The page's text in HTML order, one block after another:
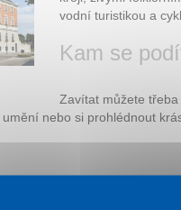
vodní turistikou a
Kam se
Zavítat můžete
nebo si prohlédnout